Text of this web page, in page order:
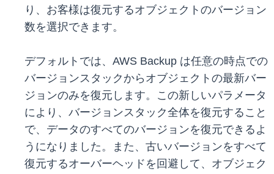
り、お客様は復元するオブジェクトのバージョン
数を選択できます。
デフォルトでは、AWS Backup は任意の時点での
バージョンスタックからオブジェクトの最新バー
ジョンのみを復元します。この新しいパラメータ
により、バージョンスタック全体を復元すること
で、データのすべてのバージョンを復元できるよ
うになりました。また、古いバージョンをすべて
復元するオーバーヘッドを回避して、オブジェク